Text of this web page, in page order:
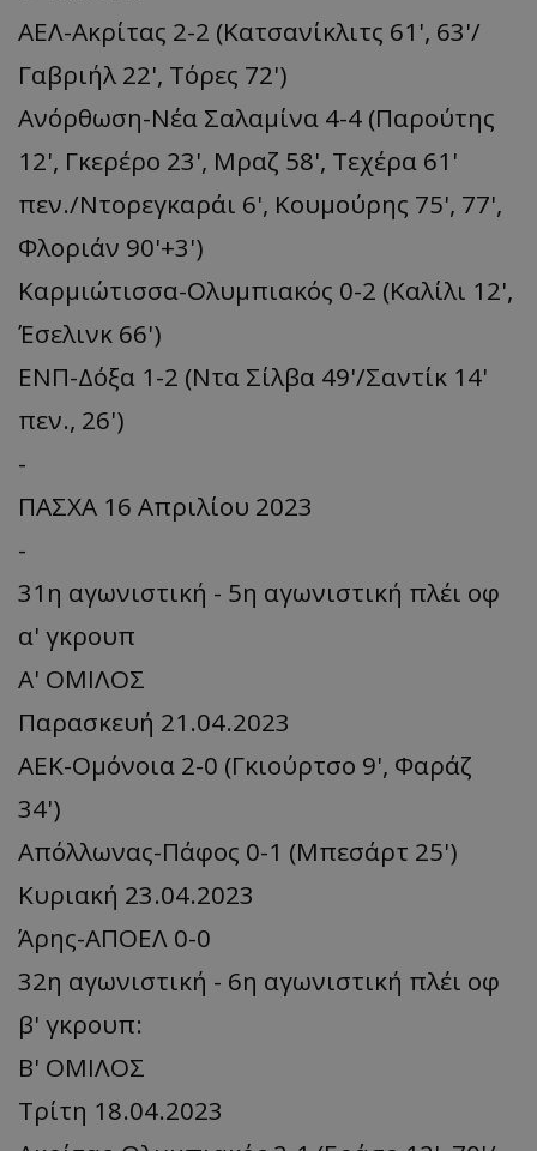
ΑΕΛ-Ακρίτας 2-2 (Κατσανίκλιτς 61', 63'/
Γαβριήλ 22', Τόρες 72')
Ανόρθωση-Νέα Σαλαμίνα 4-4 (Παρούτης
12', Γκερέρο 23', Μραζ 58', Τεχέρα 61'
πεν./Ντορεγκαράι 6', Κουμούρης 75', 77',
Φλοριάν 90'+3')
Καρμιώτισσα-Ολυμπιακός 0-2 (Καλίλι 12',
Έσελινκ 66')
ΕΝΠ-Δόξα 1-2 (Ντα Σίλβα 49'/Σαντίκ 14'
πεν., 26')
-
ΠΑΣΧΑ 16 Απριλίου 2023
-
31η αγωνιστική - 5η αγωνιστική πλέι οφ
α' γκρουπ
Α' ΟΜΙΛΟΣ
Παρασκευή 21.04.2023
ΑΕΚ-Ομόνοια 2-0 (Γκιούρτσο 9', Φαράζ
34')
Απόλλωνας-Πάφος 0-1 (Μπεσάρτ 25')
Κυριακή 23.04.2023
Άρης-ΑΠΟΕΛ 0-0
32η αγωνιστική - 6η αγωνιστική πλέι οφ
β' γκρουπ:
Β' ΟΜΙΛΟΣ
Τρίτη 18.04.2023